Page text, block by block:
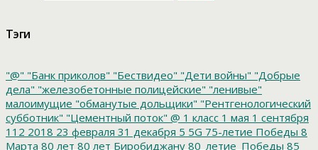
Тэги
"@" "Банк приколов" "Бествидео" "Дети войны" "Добрые
дела" "железобетонные полицейские" "ленивые"
малоимущие "обманутые дольщики" "Рентгенологический
субботник" "Цементный поток" @ 1 класс 1 мая 1 сентября
112 2018 23 февраля 31 декабря 5 5G 75-летие Победы 8
Марта 80 лет 80 лет Биробиджану 80_летие_Победы 85